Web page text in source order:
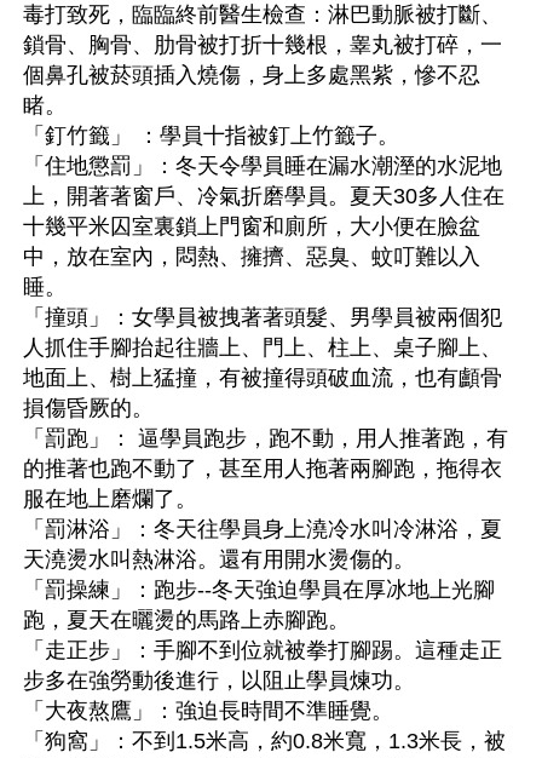
毒打致死，臨臨終前醫生檢查：淋巴動脈被打斷、
鎖骨、胸骨、肋骨被打折十幾根，睾丸被打碎，一
個鼻孔被菸頭插入燒傷，身上多處黑紫，慘不忍
睹。
「釘竹籤」 ：學員十指被釘上竹籤子。
「住地懲罰」：冬天令學員睡在漏水潮溼的水泥地
上，開著著窗戶、冷氣折磨學員。夏天30多人住在
十幾平米囚室裏鎖上門窗和廁所，大小便在臉盆
中，放在室內，悶熱、擁擠、惡臭、蚊叮難以入
睡。
「撞頭」：女學員被拽著著頭髮、男學員被兩個犯
人抓住手腳抬起往牆上、門上、柱上、桌子腳上、
地面上、樹上猛撞，有被撞得頭破血流，也有顱骨
損傷昏厥的。
「罰跑」： 逼學員跑步，跑不動，用人推著跑，有
的推著也跑不動了，甚至用人拖著兩腳跑，拖得衣
服在地上磨爛了。
「罰淋浴」：冬天往學員身上澆冷水叫冷淋浴，夏
天澆燙水叫熱淋浴。還有用開水燙傷的。
「罰操練」：跑步--冬天強迫學員在厚冰地上光腳
跑，夏天在曬燙的馬路上赤腳跑。
「走正步」：手腳不到位就被拳打腳踢。這種走正
步多在強勞動後進行，以阻止學員煉功。
「大夜熬鷹」：強迫長時間不準睡覺。
「狗窩」：不到1.5米高，約0.8米寬，1.3米長，被